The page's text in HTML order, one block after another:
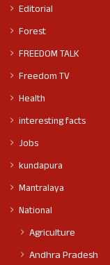
Editorial
Forest
FREEDOM TALK
Freedom TV
Health
interesting facts
Jobs
kundapura
Mantralaya
National
Agriculture
Andhra Pradesh